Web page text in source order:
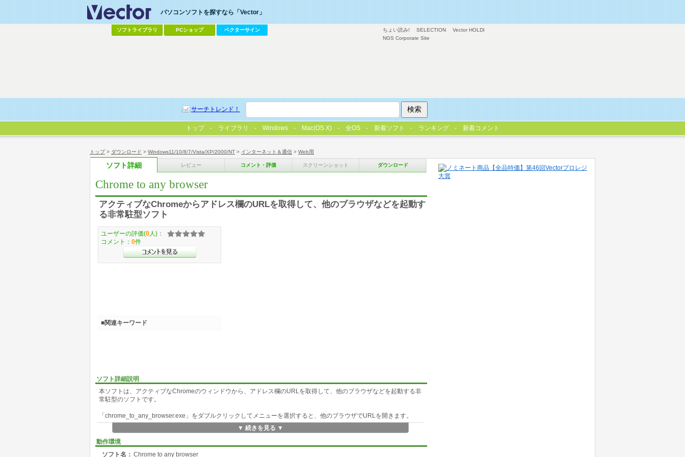
トップ> ダウンロード > Windows11/10/8/7/Vista/XP/2000/NT > インターネット＆通信 > Web用
ソフト詳細 レビュー コメント・評価 スクリーンショット ダウンロード
Chrome to any browser
アクティブなChromeからアドレス欄のURLを取得して、他のブラウザなどを起動す
る非常駐型ソフト
ソフト詳細説明
本ソフトは、アクティブなChromeのウィンドウから、アドレス欄のURLを取得して、他のブラウザなどを起動する非
常駐型のソフトです。
「chrome_to_any_browser.exe」をダブルクリックしてメニューを選択すると、他のブラウザでURLを開きます。
※ 最小化しているChromeのウィンドウは、取得対象外になります。
メニュー項目と、URLを開くパスは「menu_list.txt」に記入しています。この内容を書き換えたり、削ったり、追加す
▼ 続きを見る ▼
動作環境
ソフト名： Chrome to any browser
ユーザーの評価(0 人)：
コメント： 0件
■関連キーワード
ちょい読み! SELECTION
Vector HOLDI
NGS Corporate Site
パソコンソフトを探すなら「Vector」
ソフトライブラリ PCショップ ベクターサイン
サーチトレンド！
トップ ライブラリ Windows Mac(OS X) 全OS 新着ソフト ランキング 新着コメント